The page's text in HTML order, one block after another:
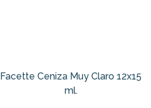
Facette Ceniza Muy Claro 12x15
ml.